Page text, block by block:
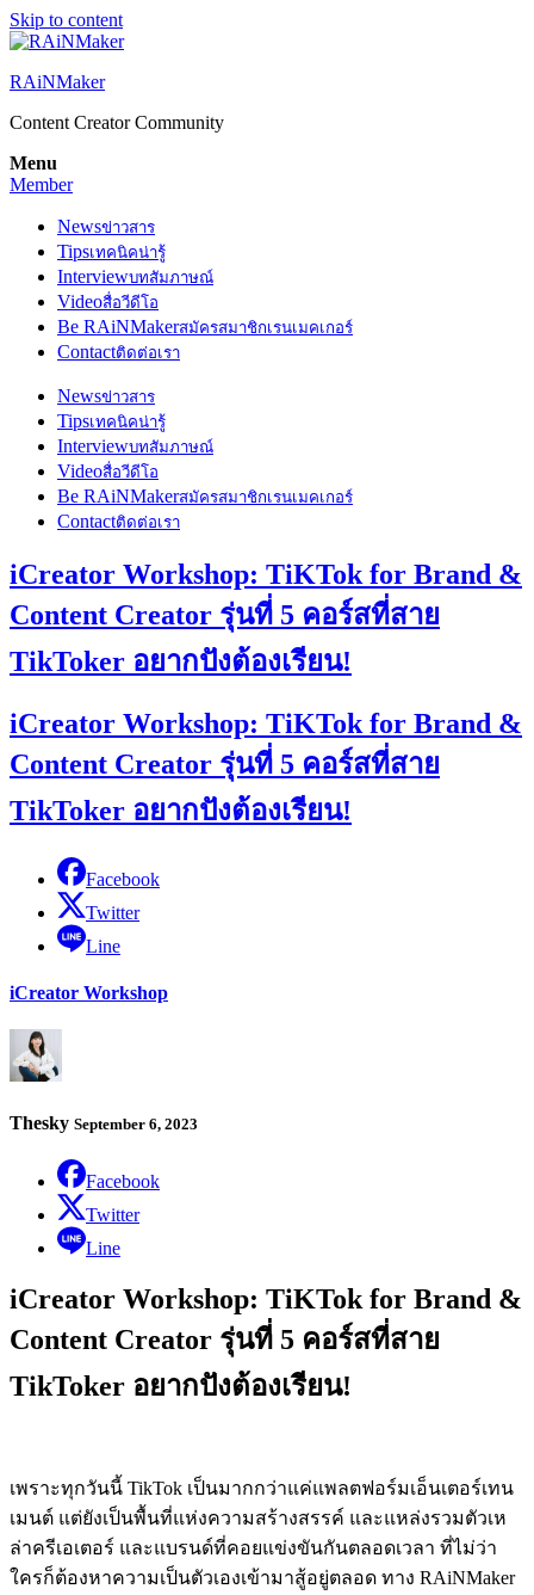
Skip to content
RAiNMaker
Content Creator Community
Menu
Member
Newsข่าวสาร
Tipsเทคนิคน่ารู้
Interviewบทสัมภาษณ์
Videoสื่อวีดีโอ
Be RAiNMakerสมัครสมาชิกเรนเมคเกอร์
Contactติดต่อเรา
Newsข่าวสาร
Tipsเทคนิคน่ารู้
Interviewบทสัมภาษณ์
Videoสื่อวีดีโอ
Be RAiNMakerสมัครสมาชิกเรนเมคเกอร์
Contactติดต่อเรา
iCreator Workshop: TiKTok for Brand &
Content Creator รุ่นที่ 5 คอร์สที่สาย
TikToker อยากปังต้องเรียน!
iCreator Workshop: TiKTok for Brand &
Content Creator รุ่นที่ 5 คอร์สที่สาย
TikToker อยากปังต้องเรียน!
Facebook
Twitter
Line
iCreator Workshop
Thesky September 6, 2023
Facebook
Twitter
Line
iCreator Workshop: TiKTok for Brand &
Content Creator รุ่นที่ 5 คอร์สที่สาย
TikToker อยากปังต้องเรียน!
เพราะทุกวันนี้ TikTok เป็นมากกว่าแค่แพลตฟอร์มเอ็นเตอร์เทน
เมนต์ แต่ยังเป็นพื้นที่แห่งความสร้างสรรค์ และแหล่งรวมตัวเห
ล่าครีเอเตอร์ และแบรนด์ที่คอยแข่งขันกันตลอดเวลา ที่ไม่ว่า
ใครก็ต้องหาความเป็นตัวเองเข้ามาสู้อยู่ตลอด ทาง RAiNMaker